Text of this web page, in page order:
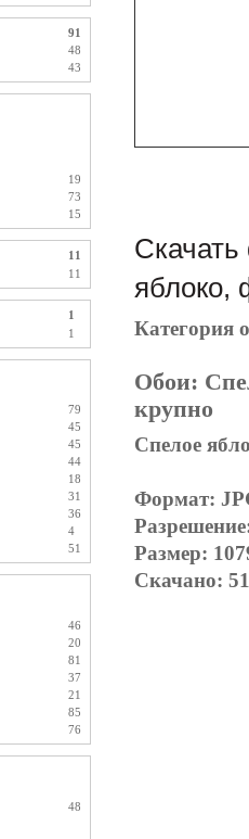
91
48
43
19
73
15
11
11
1
1
79
45
45
44
18
31
36
4
51
46
20
81
37
21
85
76
48
яблоко,
Категория
Обои:
крупно
Спелое
Формат:
Размер:
Скачано: